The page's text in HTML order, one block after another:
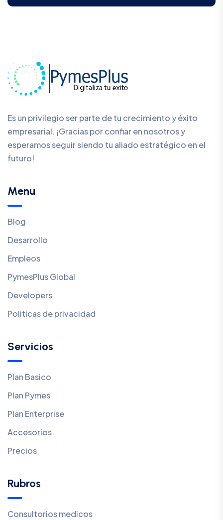
Es un privilegio ser parte de tu crecimiento y éxito
empresarial. ¡Gracias por confiar en nosotros y
esperamos seguir siendo tu aliado estratégico en el
futuro!
Menu
Blog
Desarrollo
Empleos
PymesPlus Global
Developers
Politicas de privacidad
Servicios
Plan Basico
Plan Pymes
Plan Enterprise
Accesorios
Precios
Rubros
Consultorios medicos